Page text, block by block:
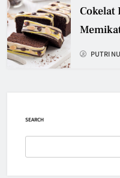
Cokelat
PUTRI
SEARCH